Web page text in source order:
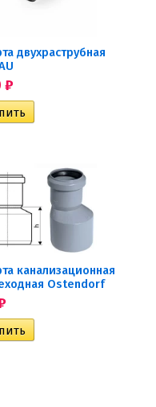
двухраструбная
₽
канализационная
Ostendorf